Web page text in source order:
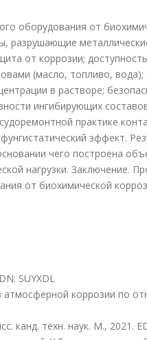
оборудования от
разрушающие
от коррозии;
(масло, топливо,
в растворе;
ингибирующих
практике
эффект.
чего построена
нагрузки. Заключение.
от биохимической
SUYXDL
атмосферной коррозии по
канд. техн. наук. М., 2021.